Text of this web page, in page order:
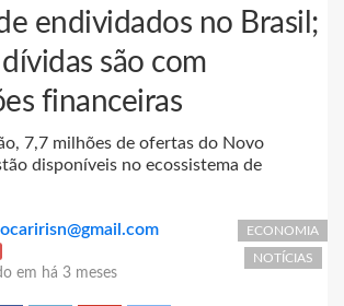
endividados no Brasil;
são com
financeiras
7,7 milhões de ofertas do Novo
disponíveis no ecossistema de
em há 3 meses
ECONOMIA
NOTÍCIAS